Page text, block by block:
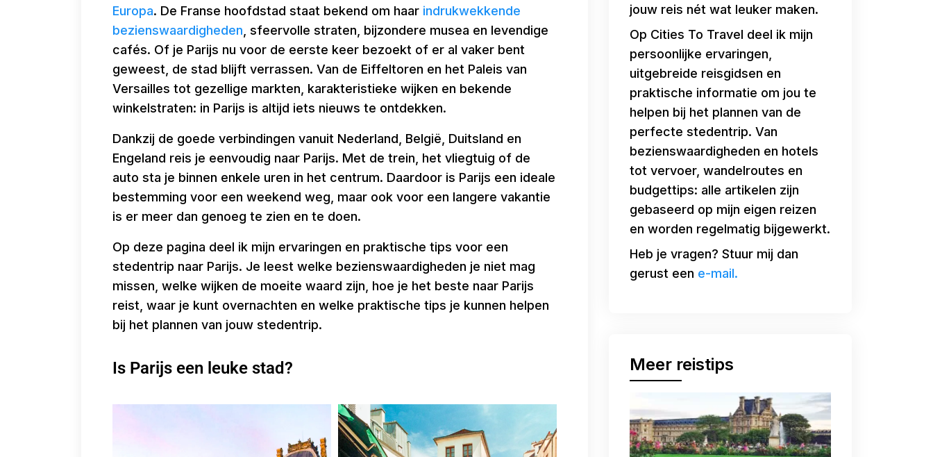
Europa. De Franse hoofdstad staat bekend om haar indrukwekkende
bezienswaardigheden , sfeervolle straten, bijzondere musea en levendige
cafés. Of je Parijs nu voor de eerste keer bezoekt of er al vaker bent
geweest, de stad blijft verrassen. Van de Eiffeltoren en het Paleis van
Versailles tot gezellige markten, karakteristieke wijken en bekende
winkelstraten: in Parijs is altijd iets nieuws te ontdekken.
Dankzij de goede verbindingen vanuit Nederland, België, Duitsland en
Engeland reis je eenvoudig naar Parijs. Met de trein, het vliegtuig of de
auto sta je binnen enkele uren in het centrum. Daardoor is Parijs een ideale
bestemming voor een weekend weg, maar ook voor een langere vakantie
is er meer dan genoeg te zien en te doen.
Op deze pagina deel ik mijn ervaringen en praktische tips voor een
stedentrip naar Parijs. Je leest welke bezienswaardigheden je niet mag
missen, welke wijken de moeite waard zijn, hoe je het beste naar Parijs
reist, waar je kunt overnachten en welke praktische tips je kunnen helpen
bij het plannen van jouw stedentrip.
Is Parijs een leuke stad?
jouw reis nét wat leuker maken.
Op Cities To Travel deel ik mijn
persoonlijke ervaringen,
uitgebreide reisgidsen en
praktische informatie om jou te
helpen bij het plannen van de
perfecte stedentrip. Van
bezienswaardigheden en hotels
tot vervoer, wandelroutes en
budgettips: alle artikelen zijn
gebaseerd op mijn eigen reizen
en worden regelmatig bijgewerkt.
Heb je vragen? Stuur mij dan
gerust een e-mail.
Meer reistips